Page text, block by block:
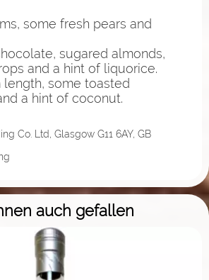
some fresh pears and
sugared almonds,
and a hint of liquorice.
length, some toasted
a hint of coconut.
Co. Ltd, Glasgow G11 6AY, GB
auch gefallen